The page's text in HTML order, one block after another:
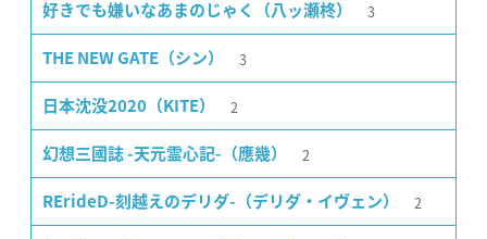
好きでも嫌いなあまのじゃく（八ッ瀬柊） 3
THE NEW GATE（シン） 3
日本沈没2020（KITE） 2
幻想三國誌 -天元霊心記-（應幾） 2
RErideD-刻越えのデリダ-（デリダ・イヴェン） 2